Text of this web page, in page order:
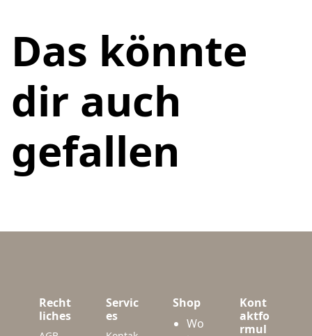
Das könnte
dir auch
gefallen
Recht
liches
Servic
es
Shop
Wo
Kont
aktfo
rmul